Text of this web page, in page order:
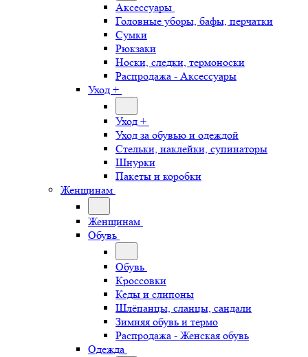
Аксессуары
Головные уборы, бафы, перчатки
Сумки
Рюкзаки
Носки, следки, термоноски
Распродажа - Аксессуары
Уход +
Уход +
Уход за обувью и одеждой
Стельки, наклейки, супинаторы
Шнурки
Пакеты и коробки
Женщинам
Женщинам
Обувь
Обувь
Кроссовки
Кеды и слипоны
Шлёпанцы, сланцы, сандали
Зимняя обувь и термо
Распродажа - Женская обувь
Одежда